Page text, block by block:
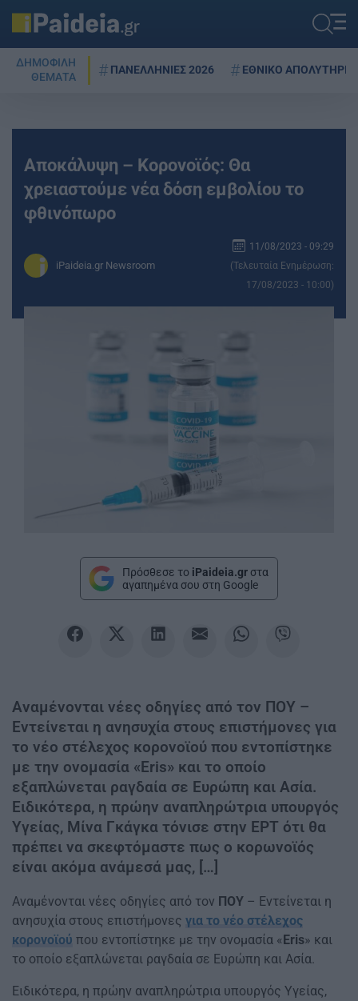
ΔΗΜΟΦΙΛΗ
ΘΕΜΑΤΑ
ΠΑΝΕΛΛΗΝΙΕΣ 2026 ΕΘΝΙΚΟ ΑΠΟΛΥΤΗΡΙΟ
Αποκάλυψη – Κορονοϊός: Θα
χρειαστούμε νέα δόση εμβολίου το
φθινόπωρο
iPaideia.gr Newsroom
11/08/2023 - 09:29
(Τελευταία Ενημέρωση:
17/08/2023 - 10:00)
Πρόσθεσε το iPaideia.gr στα
αγαπημένα σου στη Google
Αναμένονται νέες οδηγίες από τον ΠΟΥ –
Εντείνεται η ανησυχία στους επιστήμονες για
το νέο στέλεχος κορονοϊού που εντοπίστηκε
με την ονομασία «Eris» και το οποίο
εξαπλώνεται ραγδαία σε Ευρώπη και Ασία.
Ειδικότερα, η πρώην αναπληρώτρια υπουργός
Υγείας, Μίνα Γκάγκα τόνισε στην ΕΡΤ ότι θα
πρέπει να σκεφτόμαστε πως ο κορωνοϊός
είναι ακόμα ανάμεσά μας, […]
Αναμένονται νέες οδηγίες από τον ΠΟΥ – Εντείνεται η
ανησυχία στους επιστήμονες για το νέο στέλεχος
κορονοϊού που εντοπίστηκε με την ονομασία «Eris» και
το οποίο εξαπλώνεται ραγδαία σε Ευρώπη και Ασία.
Ειδικότερα, η πρώην αναπληρώτρια υπουργός Υγείας,